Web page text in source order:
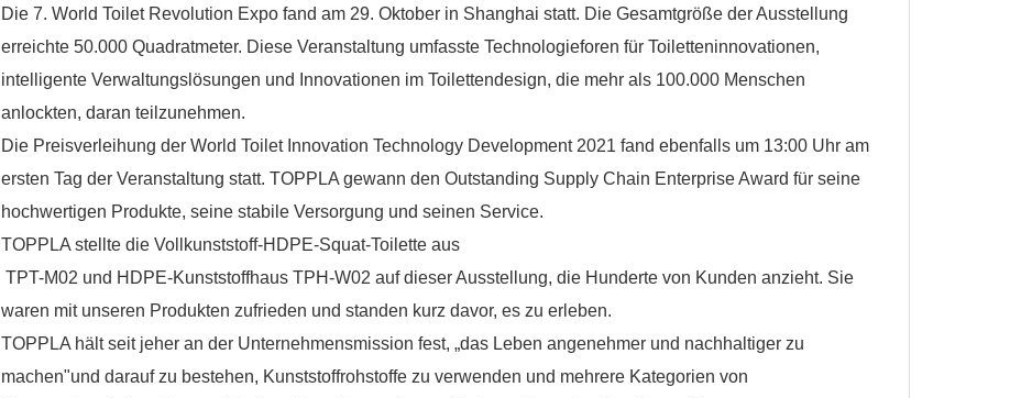
Die 7. World Toilet Revolution Expo fand am 29. Oktober in Shanghai statt. Die Gesamtgröße der Ausstellung
erreichte 50.000 Quadratmeter. Diese Veranstaltung umfasste Technologieforen für Toiletteninnovationen,
intelligente Verwaltungslösungen und Innovationen im Toilettendesign, die mehr als 100.000 Menschen
anlockten, daran teilzunehmen.
Die Preisverleihung der World Toilet Innovation Technology Development 2021 fand ebenfalls um 13:00 Uhr am
ersten Tag der Veranstaltung statt. TOPPLA gewann den Outstanding Supply Chain Enterprise Award für seine
hochwertigen Produkte, seine stabile Versorgung und seinen Service.
TOPPLA stellte die Vollkunststoff-HDPE-Squat-Toilette aus
TPT-M02 und HDPE-Kunststoffhaus TPH-W02 auf dieser Ausstellung, die Hunderte von Kunden anzieht. Sie
waren mit unseren Produkten zufrieden und standen kurz davor, es zu erleben.
TOPPLA hält seit jeher an der Unternehmensmission fest, „das Leben angenehmer und nachhaltiger zu
machen"und darauf zu bestehen, Kunststoffrohstoffe zu verwenden und mehrere Kategorien von